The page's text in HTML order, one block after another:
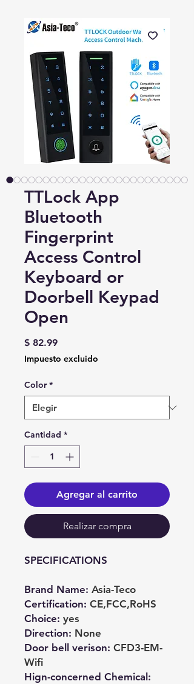
TTLock App
Bluetooth
Fingerprint
Access Control
Keyboard or
Doorbell Keypad
Open
$ 82.99Precio
Impuesto excluido
Color *
Cantidad *
Agregar al carrito
Realizar compra
SPECIFICATIONS
Brand Name: Asia-Teco
Certification: CE,FCC,RoHS
Choice: yes
Direction: None
Door bell verison: CFD3-EM-
Wifi
Hign-concerned Chemical :